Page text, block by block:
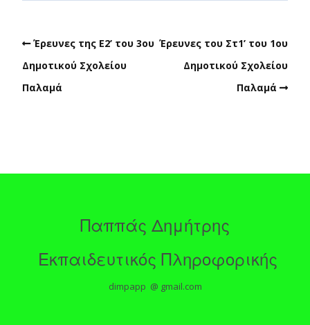
Έρευνες της Ε2’ του 3ου
Δημοτικού Σχολείου
Παλαμά
Έρευνες του Στ1’ του 1ου
Δημοτικού Σχολείου
Παλαμά
Παππάς Δημήτρης
Εκπαιδευτικός Πληροφορικής
dimpapp @ gmail.com